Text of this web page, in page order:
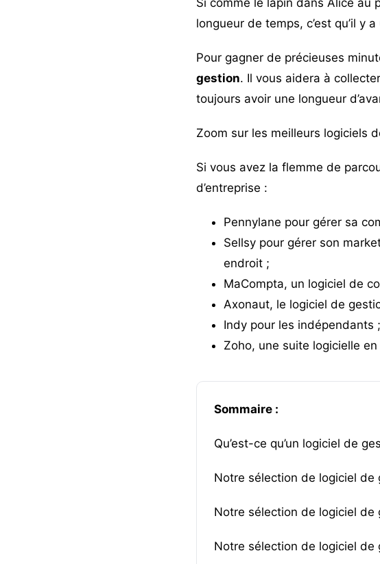
longueur de temps, c’est qu’il y
Pour gagner de précieuses
gestion. Il vous aidera à
toujours avoir une longueur
Zoom sur les meilleurs logiciels
Si vous avez la flemme de
d’entreprise :
Pennylane pour gérer sa
Sellsypour gérer son
endroit ;
MaCompta, un logiciel de
Axonaut, le logiciel de
Indypour les indépendants ;
Zoho, une suite logicielle
Sommaire :
Qu’est-ce qu’un logiciel de
Notre sélection de logiciel
Notre sélection de logiciel de
Notre sélection de logiciel de